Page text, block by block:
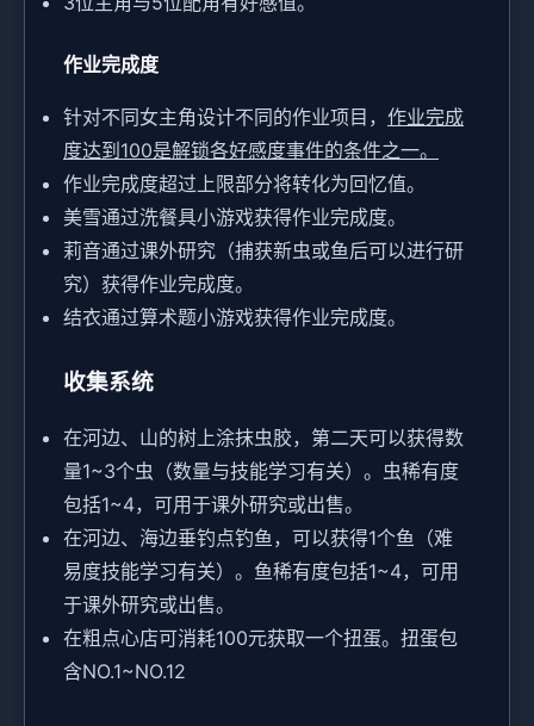
作业完成度
针对不同女主角设计不同的作业项目， 作业完成
度达到100是解锁各好感度事件的条件之一。
作业完成度超过上限部分将转化为回忆值。
美雪通过洗餐具小游戏获得作业完成度。
莉音通过课外研究（捕获新虫或鱼后可以进行研
究）获得作业完成度。
结衣通过算术题小游戏获得作业完成度。
收集系统
在河边、山的树上涂抹虫胶，第二天可以获得数
量1~3个虫（数量与技能学习有关）。虫稀有度
包括1~4，可用于课外研究或出售。
在河边、海边垂钓点钓鱼，可以获得1个鱼（难
易度技能学习有关）。鱼稀有度包括1~4，可用
于课外研究或出售。
在粗点心店可消耗100元获取一个扭蛋。扭蛋包
含NO.1~NO.12